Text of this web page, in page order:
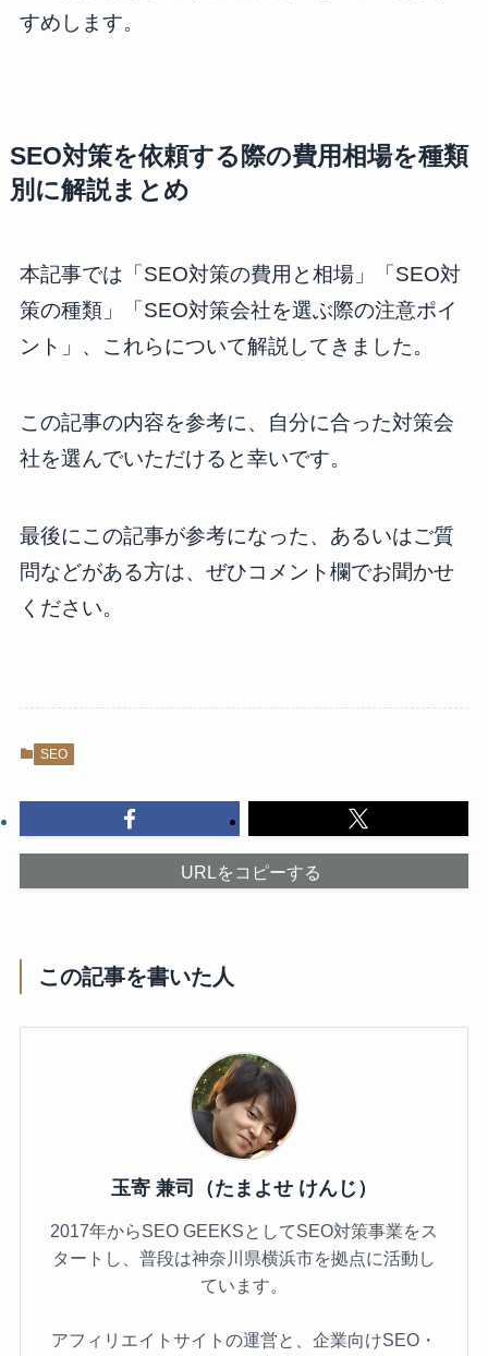
すめします。
SEO対策を依頼する際の費用相場を種類
別に解説まとめ
本記事では「SEO対策の費用と相場」「SEO対
策の種類」「SEO対策会社を選ぶ際の注意ポイ
ント」、これらについて解説してきました。
この記事の内容を参考に、自分に合った対策会
社を選んでいただけると幸いです。
最後にこの記事が参考になった、あるいはご質
問などがある方は、ぜひコメント欄でお聞かせ
ください。
SEO
URLをコピーする
この記事を書いた人
玉寄 兼司（たまよせ けんじ）
2017年からSEO GEEKSとしてSEO対策事業をス
タートし、普段は神奈川県横浜市を拠点に活動し
ています。
アフィリエイトサイトの運営と、企業向けSEO・